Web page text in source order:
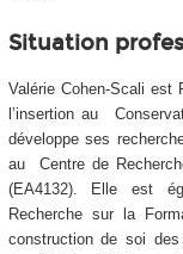
Situation
Valérie Cohen-Scali est
l’insertion au
développe ses
au Centre de
(EA4132). Elle est
Recherche sur la
construction de soi